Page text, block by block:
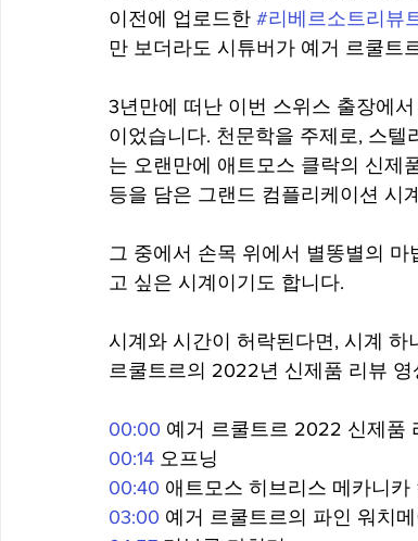
이전에 업로드한 #리베르소트리뷰
만 보더라도 시튜버가 예거 르쿨트
3년만에 떠난 이번 스위스 출장에
이었습니다. 천문학을 주제로, 스
는 오랜만에 애트모스 클락의 신제
등을 담은 그랜드 컴플리케이션 시
그 중에서 손목 위에서 별똥별의
고 싶은 시계이기도 합니다.
시계와 시간이 허락된다면, 시계 하
르쿨트르의 2022년 신제품 리뷰
00:00 예거 르쿨트르 2022 신제품
00:14 오프닝
00:40 애트모스 히브리스 메카니
03:00 예거 르쿨트르의 파인 워치